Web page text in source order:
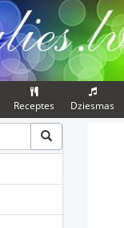
Receptes Dziesmas